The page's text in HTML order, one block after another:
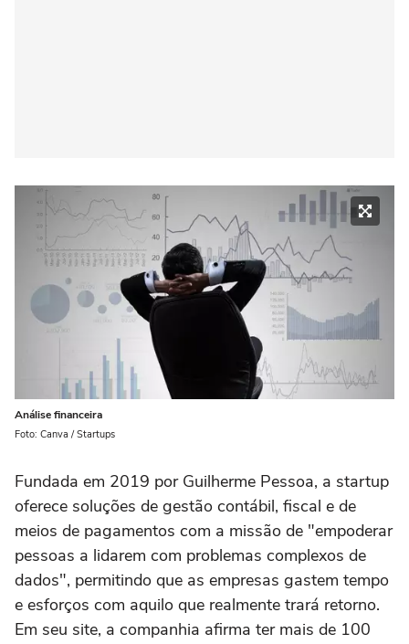
Análise financeira
Foto: Canva / Startups
Fundada em 2019 por Guilherme Pessoa, a startup
oferece soluções de gestão contábil, fiscal e de
meios de pagamentos com a missão de "empoderar
pessoas a lidarem com problemas complexos de
dados", permitindo que as empresas gastem tempo
e esforços com aquilo que realmente trará retorno.
Em seu site, a companhia afirma ter mais de 100